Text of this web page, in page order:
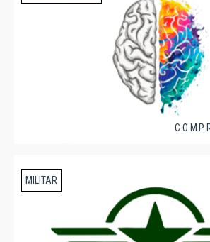
MILITAR